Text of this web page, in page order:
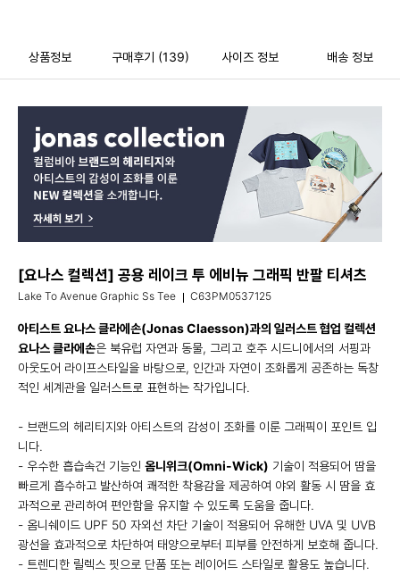
상품정보 구매후기 (139) 사이즈 정보 배송 정보
[요나스 컬렉션] 공용 레이크 투 에비뉴 그래픽 반팔 티셔츠
Lake To Avenue Graphic Ss Tee C63PM0537125
아티스트 요나스 클라에손(Jonas Claesson)과의 일러스트 협업 컬렉션
요나스 클라에손은 북유럽 자연과 동물, 그리고 호주 시드니에서의 서핑과
아웃도어 라이프스타일을 바탕으로, 인간과 자연이 조화롭게 공존하는 독창
적인 세계관을 일러스트로 표현하는 작가입니다.
- 브랜드의 헤리티지와 아티스트의 감성이 조화를 이룬 그래픽이 포인트 입
니다.
- 우수한 흡습속건 기능인 옴니위크(Omni-Wick) 기술이 적용되어 땀을
빠르게 흡수하고 발산하여 쾌적한 착용감을 제공하여 야외 활동 시 땀을 효
과적으로 관리하여 편안함을 유지할 수 있도록 도움을 줍니다.
- 옴니쉐이드 UPF 50 자외선 차단 기술이 적용되어 유해한 UVA 및 UVB
광선을 효과적으로 차단하여 태양으로부터 피부를 안전하게 보호해 줍니다.
- 트렌디한 릴렉스 핏으로 단품 또는 레이어드 스타일로 활용도 높습니다.